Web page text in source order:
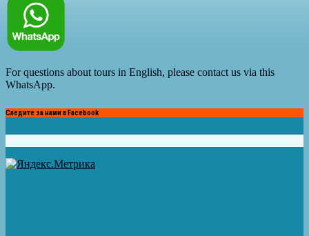
For questions about tours in English, please contact us via this
WhatsApp.
Следите за нами в Facebook